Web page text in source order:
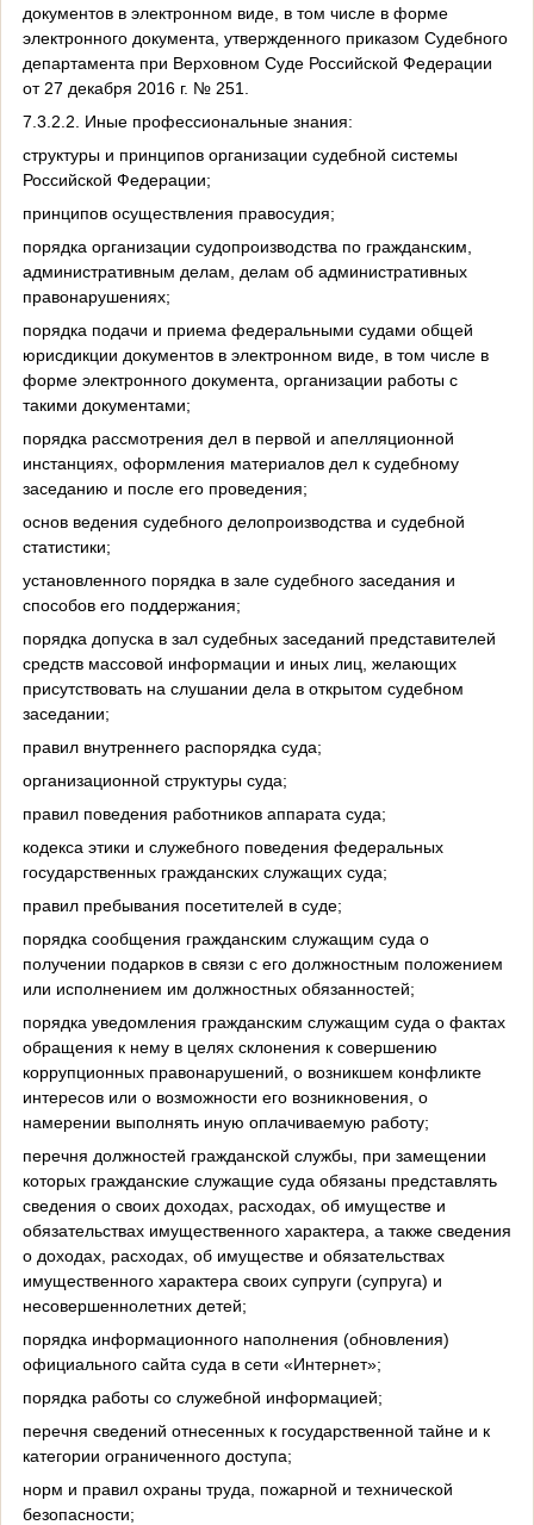
документов в электронном виде, в том числе в форме
электронного документа, утвержденного приказом Судебного
департамента при Верховном Суде Российской Федерации
от 27 декабря 2016 г. № 251.
7.3.2.2. Иные профессиональные знания:
структуры и принципов организации судебной системы
Российской Федерации;
принципов осуществления правосудия;
порядка организации судопроизводства по гражданским,
административным делам, делам об административных
правонарушениях;
порядка подачи и приема федеральными судами общей
юрисдикции документов в электронном виде, в том числе в
форме электронного документа, организации работы с
такими документами;
порядка рассмотрения дел в первой и апелляционной
инстанциях, оформления материалов дел к судебному
заседанию и после его проведения;
основ ведения судебного делопроизводства и судебной
статистики;
установленного порядка в зале судебного заседания и
способов его поддержания;
порядка допуска в зал судебных заседаний представителей
средств массовой информации и иных лиц, желающих
присутствовать на слушании дела в открытом судебном
заседании;
правил внутреннего распорядка суда;
организационной структуры суда;
правил поведения работников аппарата суда;
кодекса этики и служебного поведения федеральных
государственных гражданских служащих суда;
правил пребывания посетителей в суде;
порядка сообщения гражданским служащим суда о
получении подарков в связи с его должностным положением
или исполнением им должностных обязанностей;
порядка уведомления гражданским служащим суда о фактах
обращения к нему в целях склонения к совершению
коррупционных правонарушений, о возникшем конфликте
интересов или о возможности его возникновения, о
намерении выполнять иную оплачиваемую работу;
перечня должностей гражданской службы, при замещении
которых гражданские служащие суда обязаны представлять
сведения о своих доходах, расходах, об имуществе и
обязательствах имущественного характера, а также сведения
о доходах, расходах, об имуществе и обязательствах
имущественного характера своих супруги (супруга) и
несовершеннолетних детей;
порядка информационного наполнения (обновления)
официального сайта суда в сети «Интернет»;
порядка работы со служебной информацией;
перечня сведений отнесенных к государственной тайне и к
категории ограниченного доступа;
норм и правил охраны труда, пожарной и технической
безопасности;